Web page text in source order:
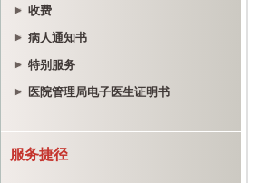
收费
病人通知书
特别服务
医院管理局电子医生证明书
服务捷径